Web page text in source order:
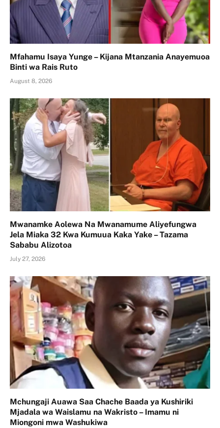
Mfahamu Isaya Yunge – Kijana Mtanzania Anayemuoa
Binti wa Rais Ruto
August 8, 2026
Mwanamke Aolewa Na Mwanamume Aliyefungwa
Jela Miaka 32 Kwa Kumuua Kaka Yake – Tazama
Sababu Alizotoa
July 27, 2026
Mchungaji Auawa Saa Chache Baada ya Kushiriki
Mjadala wa Waislamu na Wakristo – Imamu ni
Miongoni mwa Washukiwa